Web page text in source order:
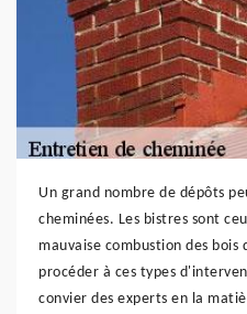
Un grand nombre de dépôts
cheminées. Les bistres sont
mauvaise combustion des
procéder à ces types
convier des experts en la